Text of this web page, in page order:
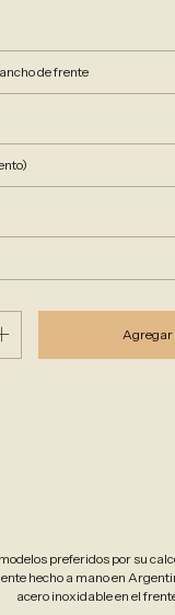
preferidos por su
hecho a mano en
acero inoxidable en el